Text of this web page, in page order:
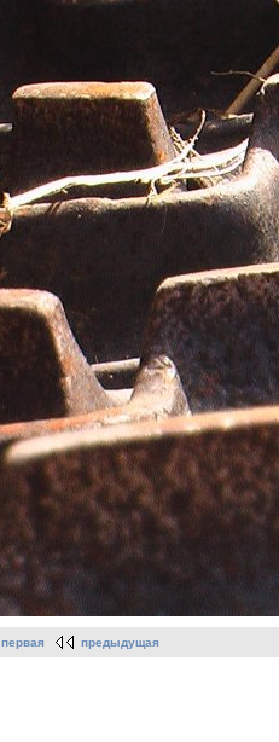
первая предыдущая